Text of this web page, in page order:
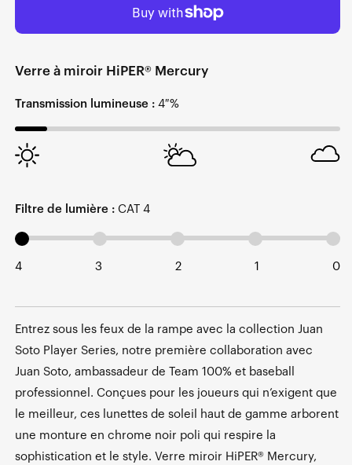
Verre à miroir HiPER® Mercury
Transmission lumineuse : 4 %
Filtre de lumière : CAT 4
4 3 2 1 0
Entrez sous les feux de la rampe avec la collection Juan
Soto Player Series, notre première collaboration avec
Juan Soto, ambassadeur de Team 100% et baseball
professionnel. Conçues pour les joueurs qui n’exigent que
le meilleur, ces lunettes de soleil haut de gamme arborent
une monture en chrome noir poli qui respire la
sophistication et le style. Verre miroir HiPER® Mercury,